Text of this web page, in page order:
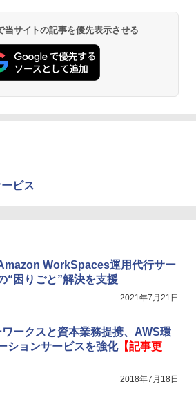
サイトの記事を優先表示させる
ビス
WorkSpaces運用代行サー
“困りごと”解決を支援
2021年7月21日
ークスと資本業務提携、AWS環
ションサービスを強化【記事更
2018年7月18日